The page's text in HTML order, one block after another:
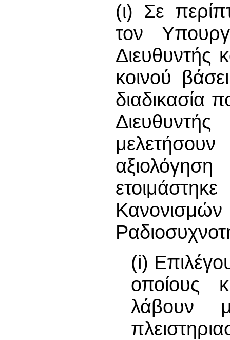
(ι) Σε
τον
Διευθυντής
κοινού
διαδικασία
(i)
οποίους
λάβουν